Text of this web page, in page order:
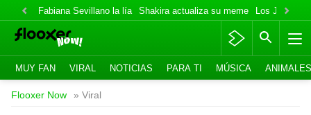
Fabiana Sevillano la lía Shakira actualiza su meme Los Jonas
MUY FAN VIRAL NOTICIAS PARA TI MÚSICA ANIMALES
Flooxer Now » Viral